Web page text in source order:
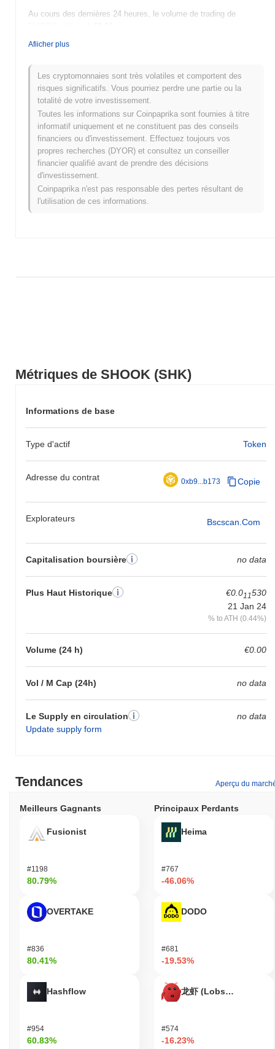
Métriques de SHOOK (SHK)
Informations de base
Type d'actif Token
Adresse du contrat 0xb9...b173 Copie
Explorateurs Bscscan.com
Capitalisation boursière no data
Plus Haut Historique €0.011530
21 Jan 24
% to ATH (0.44%)
Volume (24 h) €0.00
Vol / M Cap (24h) no data
Le Supply en circulation
Update supply form
no data
Au cours des dernières 24 heures, le volume de trading de
Quel est l'historique de la fourchette de prix de
Plus Haut Historique (ATH) :€0.0 11 530
Plus Bas Historique (ATL) :
€0.00
SHOOK se négocie actuellement~0.44%en dessous de son ATH
Comment SHOOK performe-t-il par rapport au
marché crypto plus large ?
Au cours des 7 derniers jours, SHOOK a a gagné0.00%,
surpassant le marché crypto global qui a affiché une baisse de
0.28%
Afiicher plus
Les cryptomonnaies sont très volatiles et comportent des
risques significatifs. Vous pourriez perdre une partie ou la
totalité de votre investissement.
Toutes les informations sur Coinpaprika sont fournies à titre
informatif uniquement et ne constituent pas des conseils
financiers ou d'investissement. Effectuez toujours vos
propres recherches (DYOR) et consultez un conseiller
financier qualifié avant de prendre des décisions
d'investissement.
Coinpaprika n'est pas responsable des pertes résultant de
l'utilisation de ces informations.
Tendances Aperçu du
Meilleurs Gagnants
Fusionist
#1198
80.79%
OVERTAKE
#836
80.41%
Hashflow
#954
60.83%
Principaux Perdants
Heima
#767
-46.06%
DODO
#681
-19.53%
龙虾 (Lobster)
#574
-16.23%